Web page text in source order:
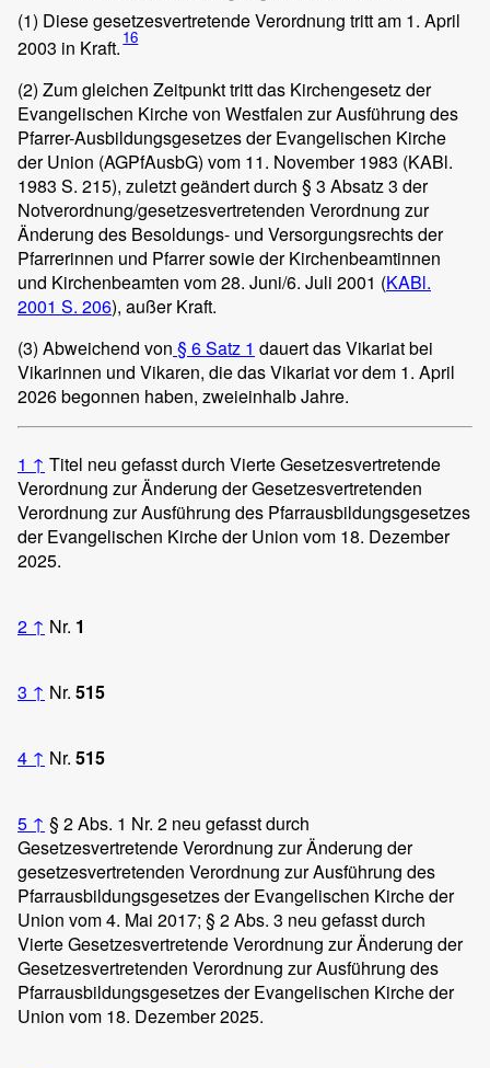
(1) Diese gesetzesvertretende Verordnung tritt am 1. April
2003 in Kraft. 16
(2) Zum gleichen Zeitpunkt tritt das Kirchengesetz der
Evangelischen Kirche von Westfalen zur Ausführung des
Pfarrer-Ausbildungsgesetzes der Evangelischen Kirche
der Union (AGPfAusbG) vom 11. November 1983 (KABl.
1983 S. 215), zuletzt geändert durch § 3 Absatz 3 der
Notverordnung/gesetzesvertretenden Verordnung zur
Änderung des Besoldungs- und Versorgungsrechts der
Pfarrerinnen und Pfarrer sowie der Kirchenbeamtinnen
und Kirchenbeamten vom 28. Juni/6. Juli 2001 (KABl.
2001 S. 206), außer Kraft.
(3) Abweichend von § 6 Satz 1 dauert das Vikariat bei
Vikarinnen und Vikaren, die das Vikariat vor dem 1. April
2026 begonnen haben, zweieinhalb Jahre.
1 ↑ Titel neu gefasst durch Vierte Gesetzesvertretende
Verordnung zur Änderung der Gesetzesvertretenden
Verordnung zur Ausführung des Pfarrausbildungsgesetzes
der Evangelischen Kirche der Union vom 18. Dezember
2025.
2 ↑ Nr. 1
3 ↑ Nr. 515
4 ↑ Nr. 515
5 ↑ § 2 Abs. 1 Nr. 2 neu gefasst durch
Gesetzesvertretende Verordnung zur Änderung der
gesetzesvertretenden Verordnung zur Ausführung des
Pfarrausbildungsgesetzes der Evangelischen Kirche der
Union vom 4. Mai 2017; § 2 Abs. 3 neu gefasst durch
Vierte Gesetzesvertretende Verordnung zur Änderung der
Gesetzesvertretenden Verordnung zur Ausführung des
Pfarrausbildungsgesetzes der Evangelischen Kirche der
Union vom 18. Dezember 2025.